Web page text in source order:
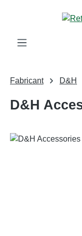
Passer au contenu
Fabricant D&H
D&H